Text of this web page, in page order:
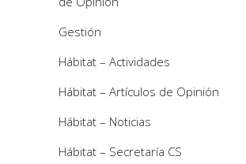
Gestión
Hábitat – Actividades
Hábitat – Artículos de Opinión
Hábitat – Noticias
Hábitat – Secretaría CS